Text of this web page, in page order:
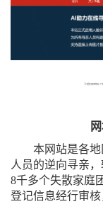
本网站是各
人员的逆向寻亲
8千多个失散家庭
登记信息经行审